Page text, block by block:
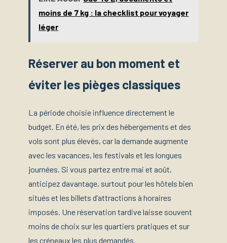
moins de 7 kg : la checklist pour voyager
léger
Réserver au bon moment et
éviter les pièges classiques
La période choisie influence directement le
budget. En été, les prix des hébergements et des
vols sont plus élevés, car la demande augmente
avec les vacances, les festivals et les longues
journées. Si vous partez entre mai et août,
anticipez davantage, surtout pour les hôtels bien
situés et les billets d’attractions à horaires
imposés. Une réservation tardive laisse souvent
moins de choix sur les quartiers pratiques et sur
les créneaux les plus demandés.